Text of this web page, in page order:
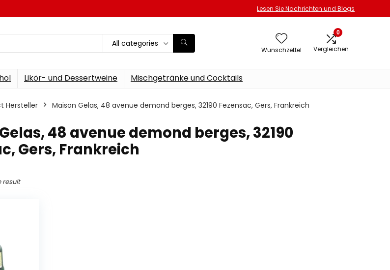
Lesen Sie Nachrichten und Blogs
All categories
Wunschzettel
0
Vergleichen
Likör- und Dessertweine Mischgetränke und Cocktails
Hersteller ‎Maison Gelas, 48 avenue demond berges, 32190 Fezensac, Gers, Frankreich
48 avenue demond berges, 32190
Gers, Frankreich
result